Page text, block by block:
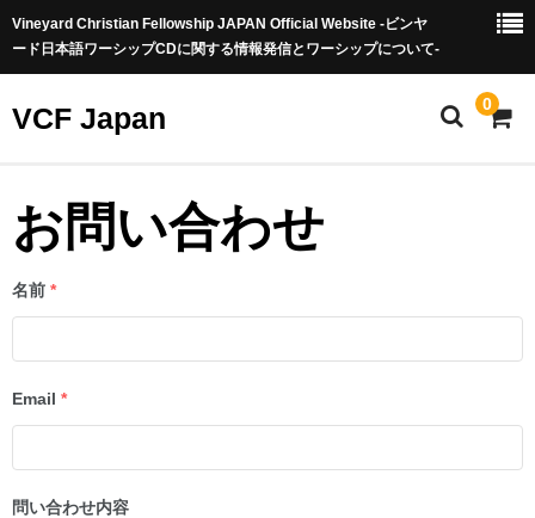
Vineyard Christian Fellowship JAPAN Official Website -ビンヤ
ード日本語ワーシップCDに関する情報発信とワーシップについて-
VCF Japan 0
HOME
VCF Japanとは
音楽 CD(Music CD)
楽譜(Score)
お問い合わせ
お問い合わせ
名前 *
Email *
問い合わせ内容